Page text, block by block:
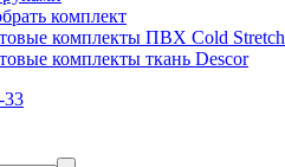
комплект
комплекты ПВХ Cold Stretch
комплекты ткань Descor
33